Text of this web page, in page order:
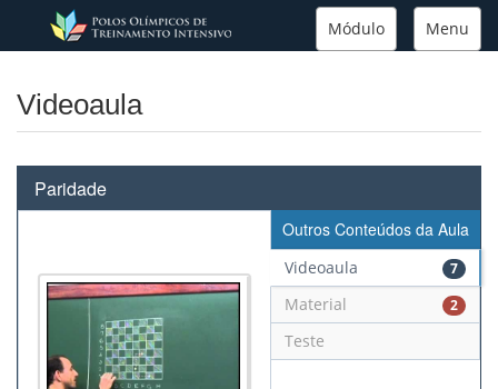
Menu
Módulo
Videoaula
Paridade
Outros Conteúdos da Aula
Videoaula 7
Material 2
Teste